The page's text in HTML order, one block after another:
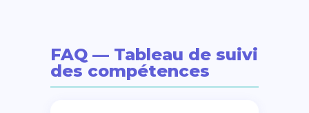
FAQ — Tableau de suivi
des compétences